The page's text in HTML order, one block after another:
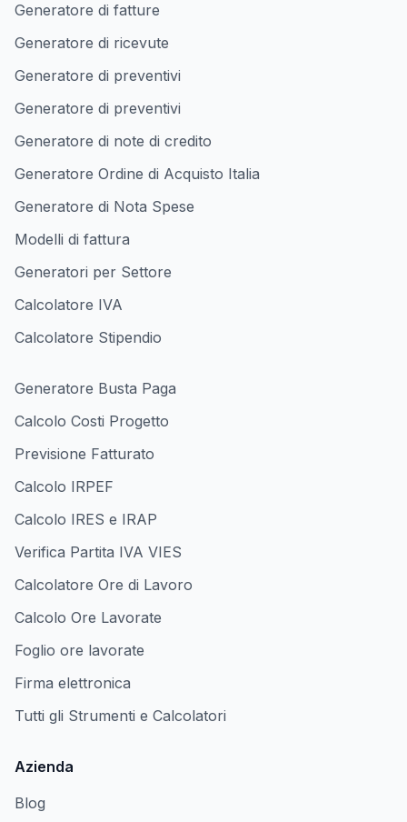
Generatore di fatture
Generatore di ricevute
Generatore di preventivi
Generatore di preventivi
Generatore di note di credito
Generatore Ordine di Acquisto Italia
Generatore di Nota Spese
Modelli di fattura
Generatori per Settore
Calcolatore IVA
Calcolatore Stipendio
Generatore Busta Paga
Calcolo Costi Progetto
Previsione Fatturato
Calcolo IRPEF
Calcolo IRES e IRAP
Verifica Partita IVA VIES
Calcolatore Ore di Lavoro
Calcolo Ore Lavorate
Foglio ore lavorate
Firma elettronica
Tutti gli Strumenti e Calcolatori
Azienda
Blog